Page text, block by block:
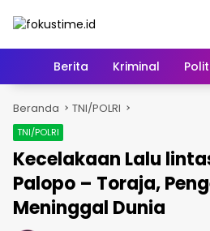
HomeBerita Kriminal
Beranda TNI/POLRI
TNI/POLRI
Kecelakaan Lalu
Palopo – Toraja,
Meninggal Dunia